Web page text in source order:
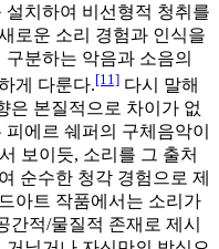
치하여 비선형적 청취를
로운 소리 경험과 인식을
분하는 악음과 소음의
게 다룬다.[11] 다시 말해
은 본질적으로 차이가 없
에르 쉐퍼의 구체음악이
보이듯, 소리를 그 출처
순수한 청각 경험으로 제
아트 작품에서는 소리가
적/물질적 존재로 제시